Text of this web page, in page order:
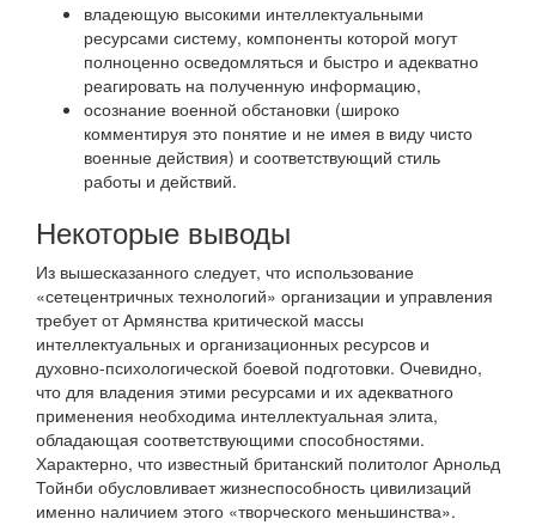
владеющую высокими интеллектуальными
ресурсами систему, компоненты которой могут
полноценно осведомляться и быстро и адекватно
реагировать на полученную информацию,
осознание военной обстановки (широко
комментируя это понятие и не имея в виду чисто
военные действия) и соответствующий стиль
работы и действий.
Некоторые выводы
Из вышесказанного следует, что использование
«сетецентричных технологий» организации и управления
требует от Армянства критической массы
интеллектуальных и организационных ресурсов и
духовно-психологической боевой подготовки. Очевидно,
что для владения этими ресурсами и их адекватного
применения необходима интеллектуальная элита,
обладающая соответствующими способностями.
Характерно, что известный британский политолог Арнольд
Тойнби обусловливает жизнеспособность цивилизаций
именно наличием этого «творческого меньшинства».